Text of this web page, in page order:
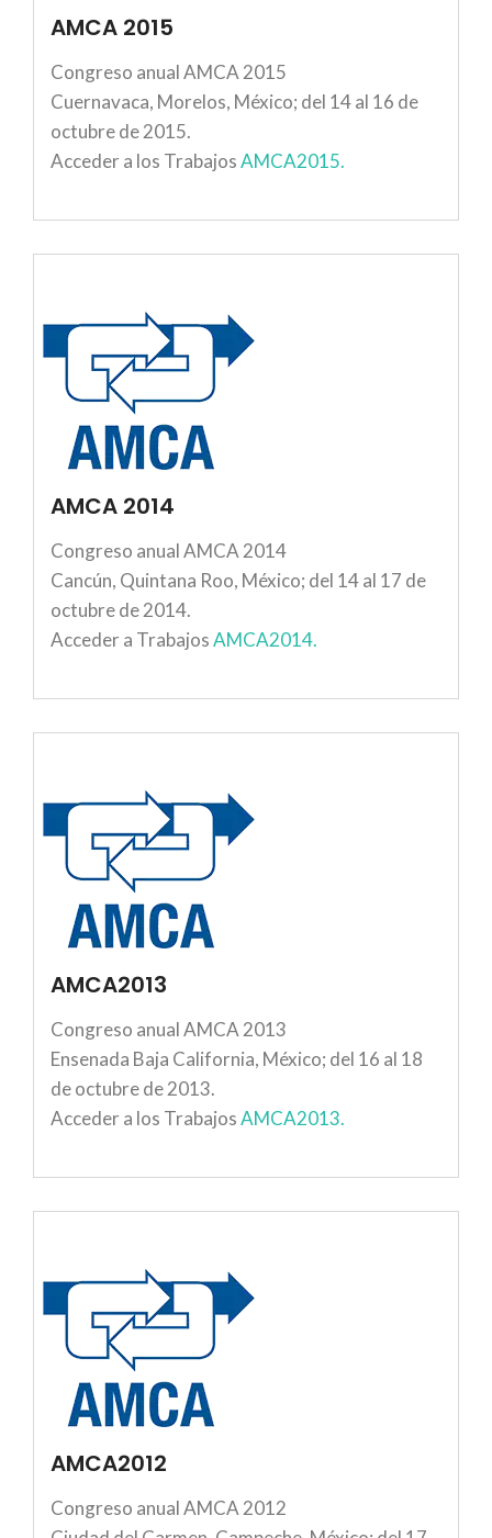
AMCA 2015
Congreso anual AMCA 2015
Cuernavaca, Morelos, México; del 14 al 16 de
octubre de 2015.
Acceder a los TrabajosAMCA2015.
AMCA 2014
Congreso anual AMCA 2014
Cancún, Quintana Roo, México; del 14 al 17 de
octubre de 2014.
Acceder a TrabajosAMCA2014.
AMCA2013
Congreso anual AMCA 2013
Ensenada Baja California, México; del 16 al 18
de octubre de 2013.
Acceder a los TrabajosAMCA2013.
AMCA2012
Congreso anual AMCA 2012